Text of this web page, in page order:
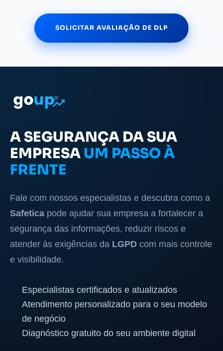
SOLICITAR AVALIAÇÃO DE DLP
A SEGURANÇA DA SUA
EMPRESA UM PASSO À
FRENTE
Fale com nossos especialistas e descubra como a
Safetica pode ajudar sua empresa a fortalecer a
segurança das informações, reduzir riscos e
atender às exigências da LGPD com mais controle
e visibilidade.
Especialistas certificados e atualizados
Atendimento personalizado para o seu modelo
de negócio
Diagnóstico gratuito do seu ambiente digital